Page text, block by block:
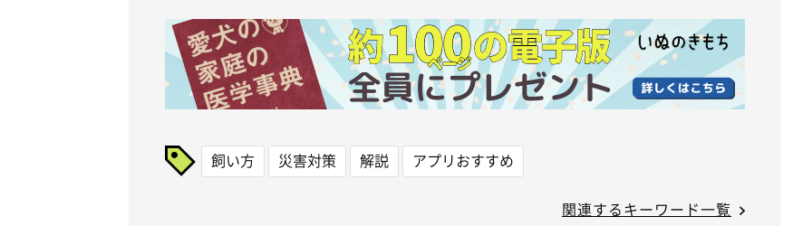
飼い方 災害対策 解説 アプリおすすめ
関連するキーワード一覧